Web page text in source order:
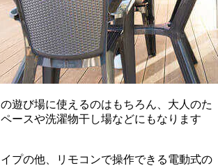
遊び場に使えるのはもちろん、大人のた
ースや洗濯物干し場などにもなります
プの他、リモコンで操作できる電動式の